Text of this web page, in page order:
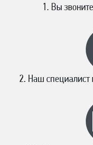
Вы
Наш специалист